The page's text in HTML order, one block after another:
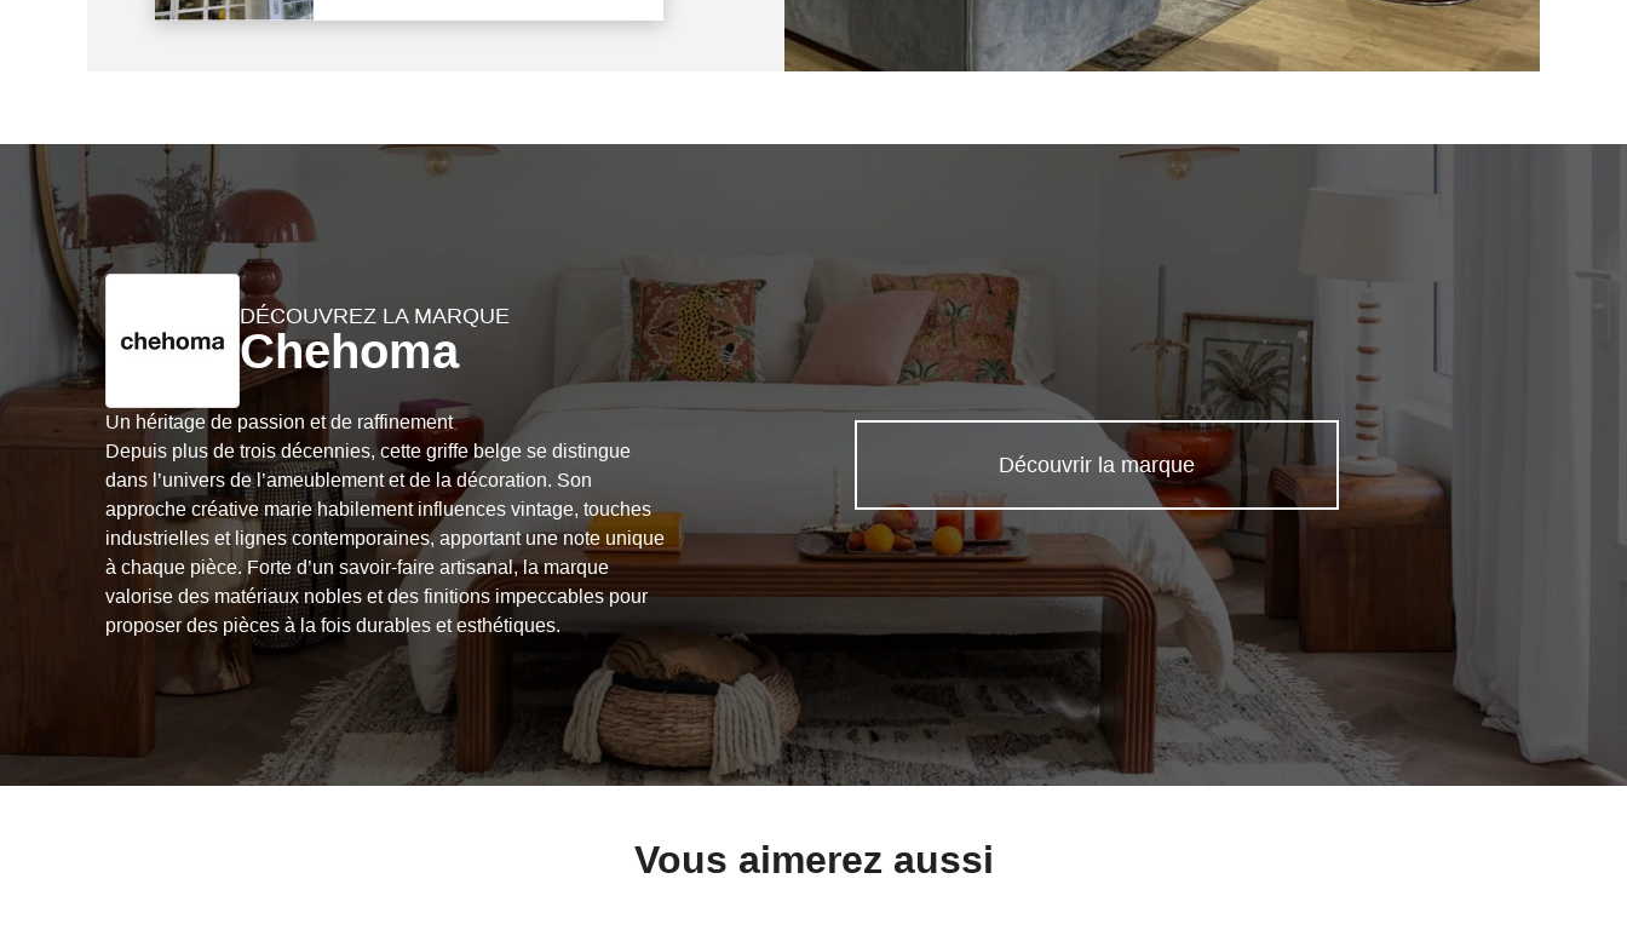
DÉCOUVREZ LA MARQUE
Chehoma
Un héritage de passion et de raffinement
Depuis plus de trois décennies, cette griffe belge se distingue
dans l’univers de l’ameublement et de la décoration. Son
approche créative marie habilement influences vintage, touches
industrielles et lignes contemporaines, apportant une note unique
à chaque pièce. Forte d’un savoir-faire artisanal, la marque
valorise des matériaux nobles et des finitions impeccables pour
proposer des pièces à la fois durables et esthétiques.
Découvrir la marque
Vous aimerez aussi